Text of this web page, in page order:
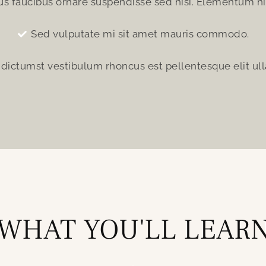
Sed vulputate mi sit amet mauris commodo.
vestibulum rhoncus est pellentesque elit
YOU'LL